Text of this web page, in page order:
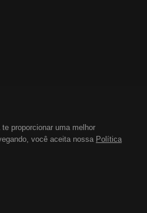
proporcionar uma melhor
você aceita nossa Política